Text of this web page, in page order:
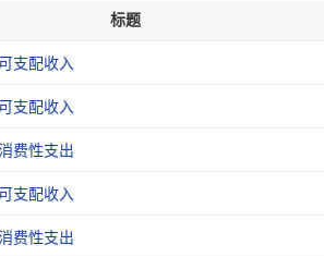
标题
支配收入
支配收入
费性支出
支配收入
费性支出